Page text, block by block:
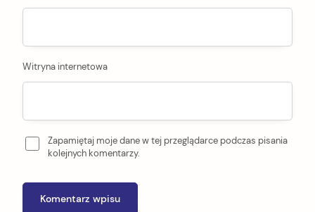
Witryna internetowa
Zapamiętaj moje dane w tej przeglądarce podczas pisania
kolejnych komentarzy.